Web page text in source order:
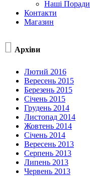
Наші Поради
Контакти
Магазин
 Архіви
Лютий 2016
Вересень 2015
Березень 2015
Січень 2015
Грудень 2014
Листопад 2014
Жовтень 2014
Січень 2014
Вересень 2013
Серпень 2013
Липень 2013
Червень 2013